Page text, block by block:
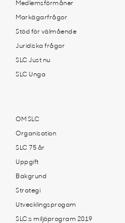
Medlemsförmåner
Markägarfrågor
Stöd för välmående
Juridiska frågor
SLC Just nu
SLC Unga
OM SLC
Organisation
SLC 75 år
Uppgift
Bakgrund
Strategi
Utvecklingsprogam
SLC:s miljöprogram 2019